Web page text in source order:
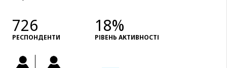
726
РЕСПОНДЕНТИ
18%
РІВЕНЬ АКТИВНОСТІ